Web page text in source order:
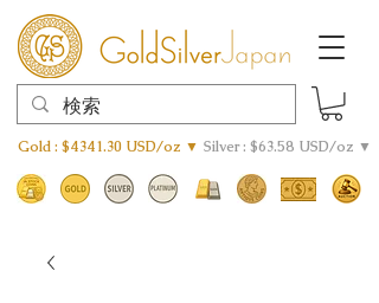
Gold : $4341.30 USD/oz ▼ Silver : $63.58 USD/oz ▼